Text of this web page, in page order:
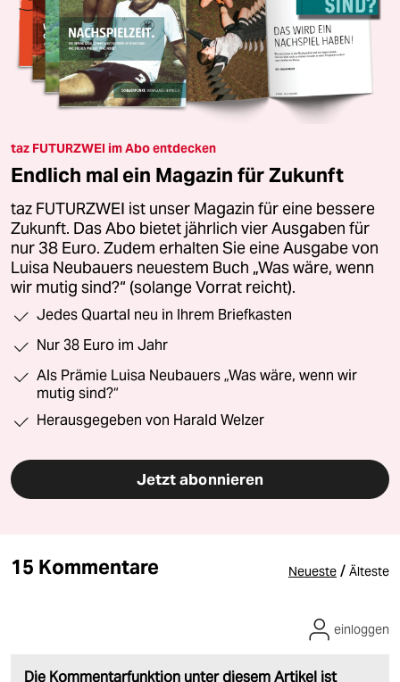
taz FUTURZWEI im Abo entdecken
Endlich mal ein Magazin für Zukunft
taz FUTURZWEI ist unser Magazin für eine bessere
Zukunft. Das Abo bietet jährlich vier Ausgaben für
nur 38 Euro. Zudem erhalten Sie eine Ausgabe von
Luisa Neubauers neuestem Buch „Was wäre, wenn
wir mutig sind?“ (solange Vorrat reicht).
Jedes Quartal neu in Ihrem Briefkasten
Nur 38 Euro im Jahr
Als Prämie Luisa Neubauers „Was wäre, wenn wir
mutig sind?“
Herausgegeben von Harald Welzer
Jetzt abonnieren
15 Kommentare Neueste / Älteste
Die Kommentarfunktion unter diesem Artikel ist
einloggen